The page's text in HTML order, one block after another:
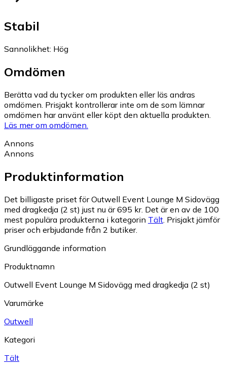
Stabil
Sannolikhet: Hög
Omdömen
Berätta vad du tycker om produkten eller läs andras
omdömen. Prisjakt kontrollerar inte om de som lämnar
omdömen har använt eller köpt den aktuella produkten.
Läs mer om omdömen.
Annons
Annons
Produktinformation
Det billigaste priset för Outwell Event Lounge M Sidovägg
med dragkedja (2 st) just nu är 695 kr. Det är en av de 100
mest populära produkterna i kategorin Tält Prisjakt jämför
priser och erbjudande från 2 butiker.
Grundläggande information
Produktnamn
Outwell Event Lounge M Sidovägg med dragkedja (2 st)
Varumärke
Outwell
Kategori
Tält